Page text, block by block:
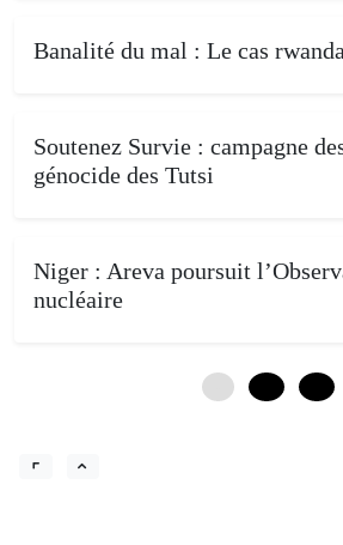
Banalité du mal : Le cas
Soutenez Survie : campagne
génocide des Tutsi
Niger : Areva poursuit
nucléaire